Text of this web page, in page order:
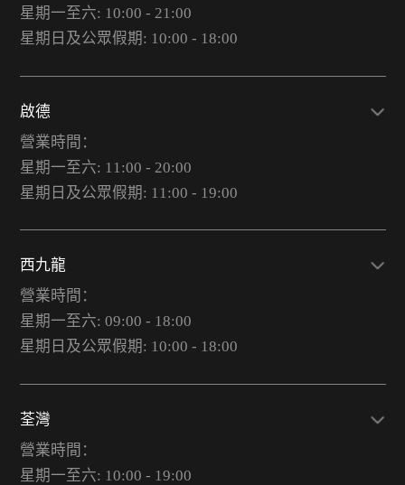
星期一至六: 10:00 - 21:00
星期日及公眾假期: 10:00 - 18:00
啟德
營業時間：
星期一至六: 11:00 - 20:00
星期日及公眾假期: 11:00 - 19:00
西九龍
營業時間：
星期一至六: 09:00 - 18:00
星期日及公眾假期: 10:00 - 18:00
荃灣
營業時間：
星期一至六: 10:00 - 19:00